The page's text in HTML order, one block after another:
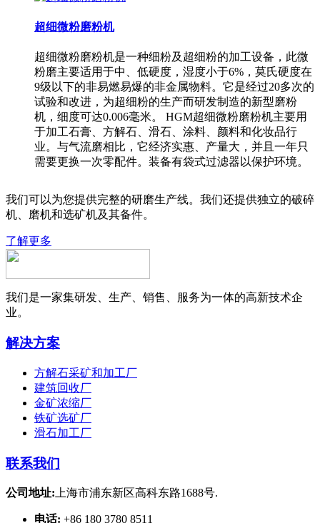
超细微粉磨粉机
超细微粉磨粉机是一种细粉及超细粉的加工设备，此微
粉磨主要适用于中、低硬度，湿度小于6%，莫氏硬度在
9级以下的非易燃易爆的非金属物料。它是经过20多次的
试验和改进，为超细粉的生产而研发制造的新型磨粉
机，细度可达0.006毫米。 HGM超细微粉磨粉机主要用
于加工石膏、方解石、滑石、涂料、颜料和化妆品行
业。与气流磨相比，它经济实惠、产量大，并且一年只
需要更换一次零配件。装备有袋式过滤器以保护环境。
我们可以为您提供完整的研磨生产线。我们还提供独立的破碎
机、磨机和选矿机及其备件。
了解更多
我们是一家集研发、生产、销售、服务为一体的高新技术企
业。
解决方案
方解石采矿和加工厂
建筑回收厂
金矿浓缩厂
铁矿选矿厂
滑石加工厂
联系我们
公司地址: 上海市浦东新区高科东路1688号.
电话: +86 180 3780 8511